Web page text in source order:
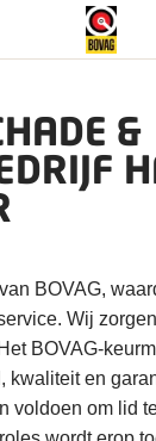
&
BOVAG,
Wij
BOVAG-
kwaliteit en
voldoen om lid